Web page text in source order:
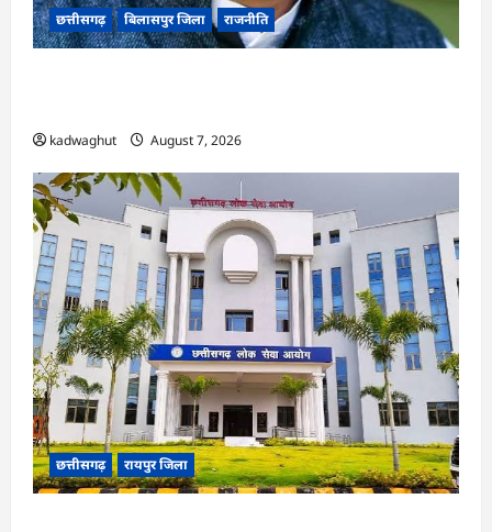
छत्तीसगढ़ बिलासपुर जिला राजनीति
kadwaghut August 7, 2026
छत्तीसगढ़ रायपुर जिला